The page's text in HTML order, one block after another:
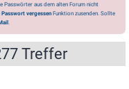
Passwörter aus dem alten Forum nicht
Passwort vergessen Funktion zusenden. Sollte
.
Treffer